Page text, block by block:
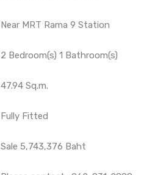
Near MRT Rama 9 Station
2 Bedroom(s) 1 Bathroom(s)
47.94 Sq.m.
Fully Fitted
Sale 5,743,376 Baht